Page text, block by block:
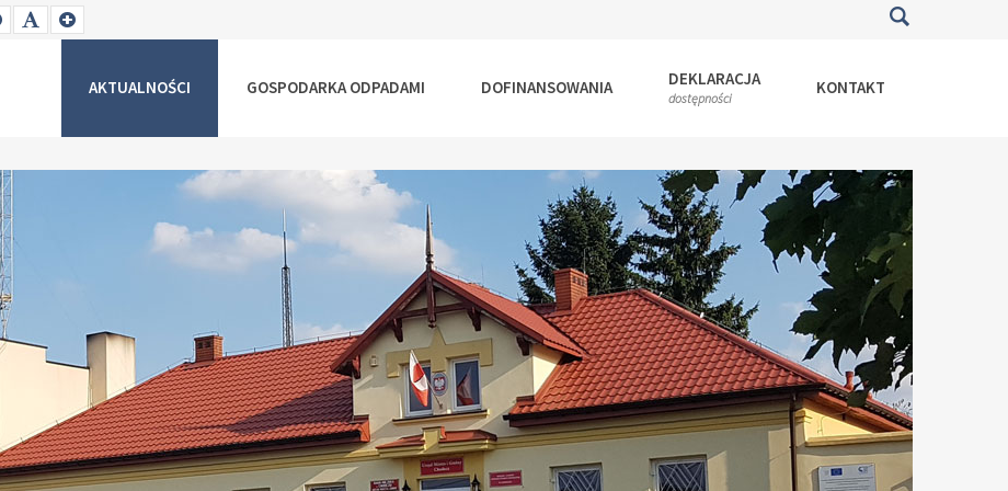
SET
SMALLER
SET
DEFAULT
SET
LARGER
AKTUALNOŚCI GOSPODARKA ODPADAMI DOFINANSOWANIA DEKLARACJA
dostępności KONTAKT